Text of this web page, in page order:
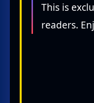
This is
readers.